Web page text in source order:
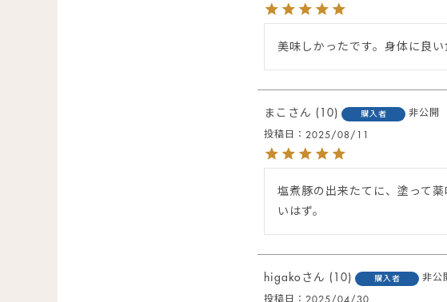
美味しかったです。身体に良い
まこ 10 購入者 非公開
投稿日 2025/08/11
塩煮豚の出来たてに、塗って
いはず。
higako 10 購入者 非公
投稿日 2025/04/30